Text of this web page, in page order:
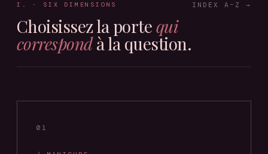
I. · SIX DIMENSIONS
Choisissez la portequi
correspondà la question.
INDEX A–Z →
01